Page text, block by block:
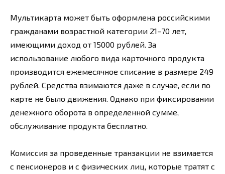
Мультикарта может быть оформлена российскими
гражданами возрастной категории 21–70 лет,
имеющими доход от 15000 рублей. За
использование любого вида карточного продукта
производится ежемесячное списание в размере 249
рублей. Средства взимаются даже в случае, если по
карте не было движения. Однако при фиксировании
денежного оборота в определенной сумме,
обслуживание продукта бесплатно.
Комиссия за проведенные транзакции не взимается
с пенсионеров и с физических лиц, которые тратят с